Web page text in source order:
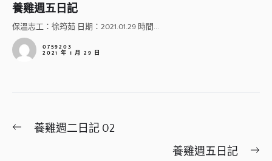
養雞週五日記
保溫志工：徐筠茹 日期：2021.01.29 時間...
0759203
2021 年 1 月 29 日
文
Previous養雞週二日記 02
養雞週五日記